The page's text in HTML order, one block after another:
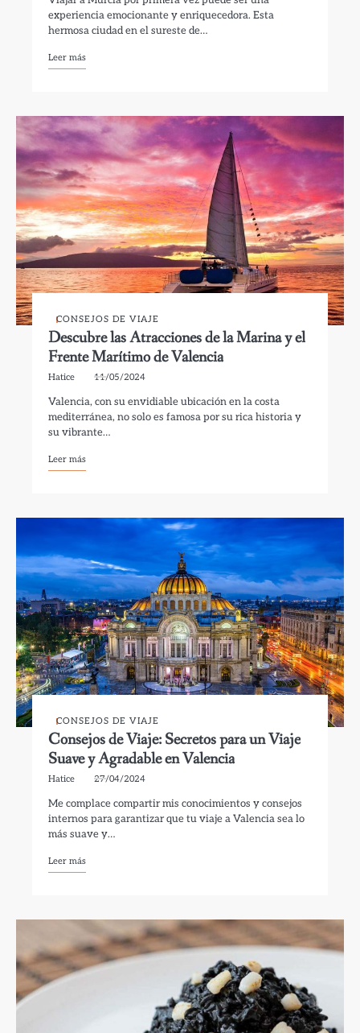
experiencia emocionante y enriquecedora. Esta
hermosa ciudad en el sureste de…
Leer más
CONSEJOS DE VIAJE
Descubre las Atracciones de la Marina y el
Frente Marítimo de Valencia
Hatice 11/05/2024
Valencia, con su envidiable ubicación en la costa
mediterránea, no solo es famosa por su rica historia y
su vibrante…
Leer más
CONSEJOS DE VIAJE
Consejos de Viaje: Secretos para un Viaje
Suave y Agradable en Valencia
Hatice 27/04/2024
Me complace compartir mis conocimientos y consejos
internos para garantizar que tu viaje a Valencia sea lo
más suave y…
Leer más